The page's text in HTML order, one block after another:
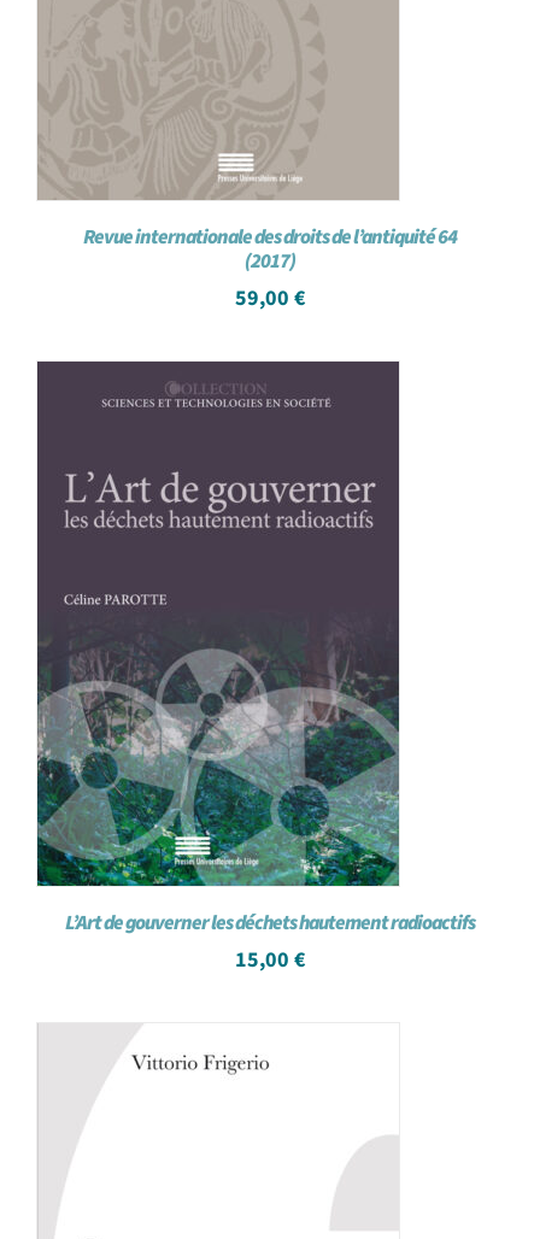
Revue internationale des droits de l’antiquité 64
(2017)
59,00 €
L’Art de gouverner les déchets hautement radioactifs
15,00 €